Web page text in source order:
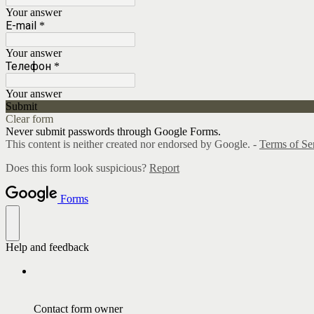
Your answer
E-mail *
Your answer
Телефон *
Your answer
Submit
Clear form
Never submit passwords through Google Forms.
This content is neither created nor endorsed by Google. - Terms of
Does this form look suspicious? Report
Forms
Help and feedback
Contact form owner